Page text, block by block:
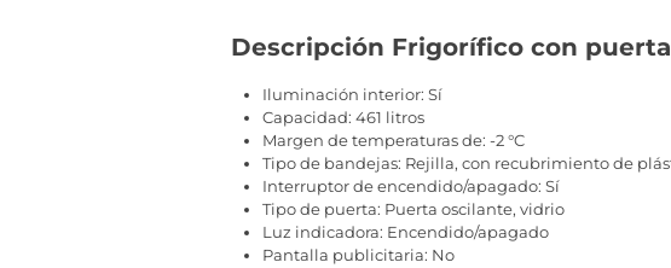
Descripción Frigorífico con
Iluminación interior: Sí
Capacidad: 461 litros
Margen de temperaturas de: -2 °C
Tipo de bandejas: Rejilla, con recubrimiento de
Interruptor de encendido/apagado: Sí
Tipo de puerta: Puerta oscilante, vidrio
Luz indicadora: Encendido/apagado
Pantalla publicitaria: No